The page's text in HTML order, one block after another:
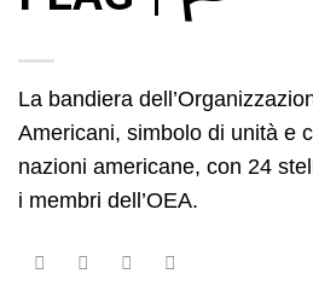
La bandiera
Americani, simbolo di unità e
nazioni americane, con 24
i membri dell’OEA.